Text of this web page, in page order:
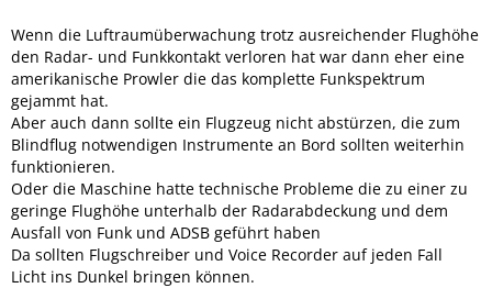
Wenn die Luftraumüberwachung trotz ausreichender Flughöhe
den Radar- und Funkkontakt verloren hat war dann eher eine
amerikanische Prowler die das komplette Funkspektrum
gejammt hat.
Aber auch dann sollte ein Flugzeug nicht abstürzen, die zum
Blindflug notwendigen Instrumente an Bord sollten weiterhin
funktionieren.
Oder die Maschine hatte technische Probleme die zu einer zu
geringe Flughöhe unterhalb der Radarabdeckung und dem
Ausfall von Funk und ADSB geführt haben
Da sollten Flugschreiber und Voice Recorder auf jeden Fall
Licht ins Dunkel bringen können.